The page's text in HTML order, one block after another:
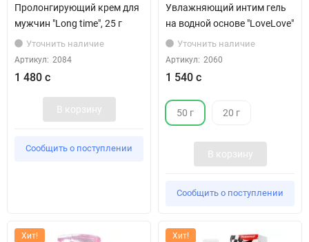
Пролонгирующий крем для
мужчин "Long time", 25 г
Уточнить наличие
Артикул: 2084
1 480 с
В корзину
Сообщить о поступлении
Увлажняющий интим гель
на водной основе "LoveLove"
Уточнить наличие
Артикул: 2060
1 540 с
50 г 20 г
В корзину
Сообщить о поступлении
Хит! Хит!